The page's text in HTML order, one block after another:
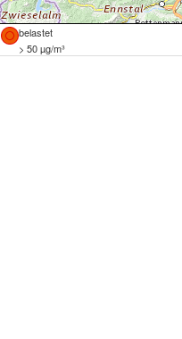
belastet
> 50 µg/m³